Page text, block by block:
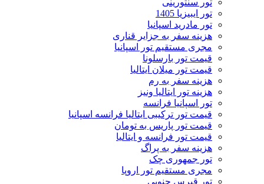
تور سنتورینی
تور ایبیزیا 1405
تور مادرید اسپانیا
هزینه سفر به جزایر قناری
مجری مستقیم تور اسپانیا
قیمت تور بارسلونا
قیمت تور میلان ایتالیا
هزینه سفر به رم
هزینه تور ایتالیا ونیز
تور اسپانیا فرانسه
قیمت تور ترکیبی ایتالیا فرانسه اسپانیا
قیمت تور پاریس به تومان
قیمت تور فرانسه و ایتالیا
هزینه سفر به پراگ
تور جمهوری چک
مجری مستقیم تور اروپا
تور قبرس جنوبی